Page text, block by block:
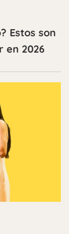
Estos son
en 2026